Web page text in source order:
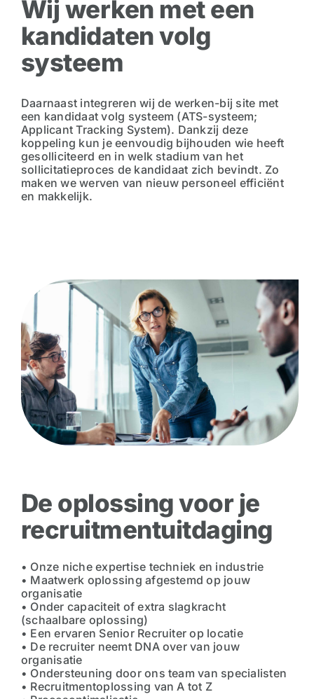
Wij werken met een
kandidaten volg
systeem
Daarnaast integreren wij de werken-bij site met
een kandidaat volg systeem (ATS-systeem;
Applicant Tracking System). Dankzij deze
koppeling kun je eenvoudig bijhouden wie heeft
gesolliciteerd en in welk stadium van het
sollicitatieproces de kandidaat zich bevindt. Zo
maken we werven van nieuw personeel efficiënt
en makkelijk.
De oplossing voor je
recruitmentuitdaging
• Onze niche expertise techniek en industrie
• Maatwerk oplossing afgestemd op jouw
organisatie
• Onder capaciteit of extra slagkracht
(schaalbare oplossing)
• Een ervaren Senior Recruiter op locatie
• De recruiter neemt DNA over van jouw
organisatie
• Ondersteuning door ons team van specialisten
• Recruitmentoplossing van A tot Z